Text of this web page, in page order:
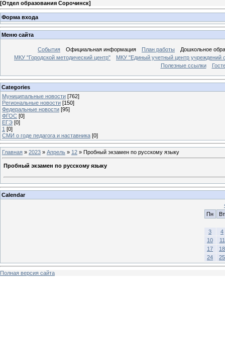
[Отдел образования Сорочинск]
Форма входа
Меню сайта
События Официальная информация План работы
Дошкольное
МКУ "Городской методический центр"
МКУ "Единый учетный центр учреждений
Полезные ссылки
Categories
Муниципальные новости [762]
Региональные новости [150]
Федеральные новости [95]
ФГОС [0]
ЕГЭ [0]
1 [0]
СМИ о годе педагога и наставника [0]
Главная » 2023 » Апрель » 12 » Пробный экзамен по русскому языку
Пробный экзамен по русскому языку
Calendar
Пн
Вт
3
4
10
11
17
18
24
25
Полная версия сайта